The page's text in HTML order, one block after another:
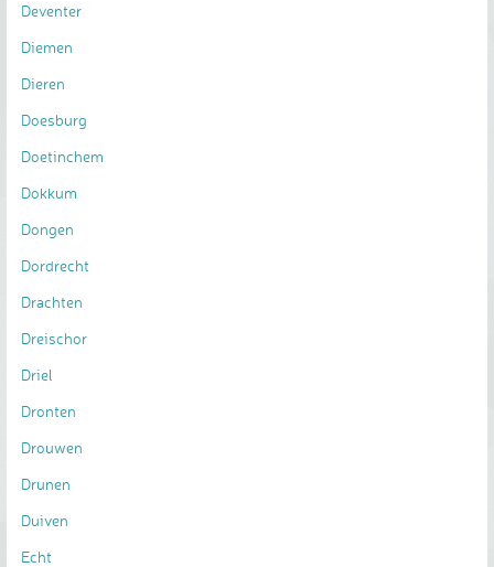
Deventer
Diemen
Dieren
Doesburg
Doetinchem
Dokkum
Dongen
Dordrecht
Drachten
Dreischor
Driel
Dronten
Drouwen
Drunen
Duiven
Echt